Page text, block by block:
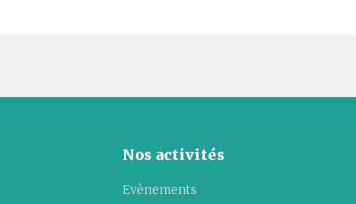
Nos activités
Evènements